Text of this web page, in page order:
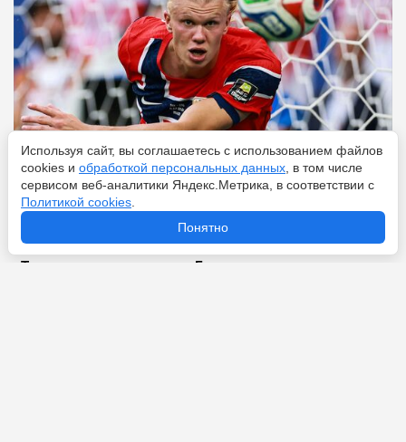
Перейти
«Тоттенхэм» нацелился на Гакпо: почему нидерландец
Используя сайт, вы соглашаетесь с использованием файлов
cookies и обработкой персональных данных , в том числе
сервисом веб-аналитики Яндекс.Метрика, в соответствии с
Политикой cookies
Понятно